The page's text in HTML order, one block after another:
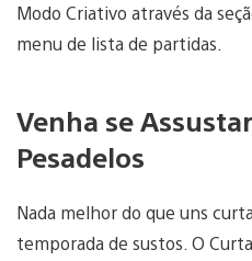
Modo Criativo através da
menu de lista de partidas.
Venha se
Pesadelos
Nada melhor do que uns
temporada de sustos. O